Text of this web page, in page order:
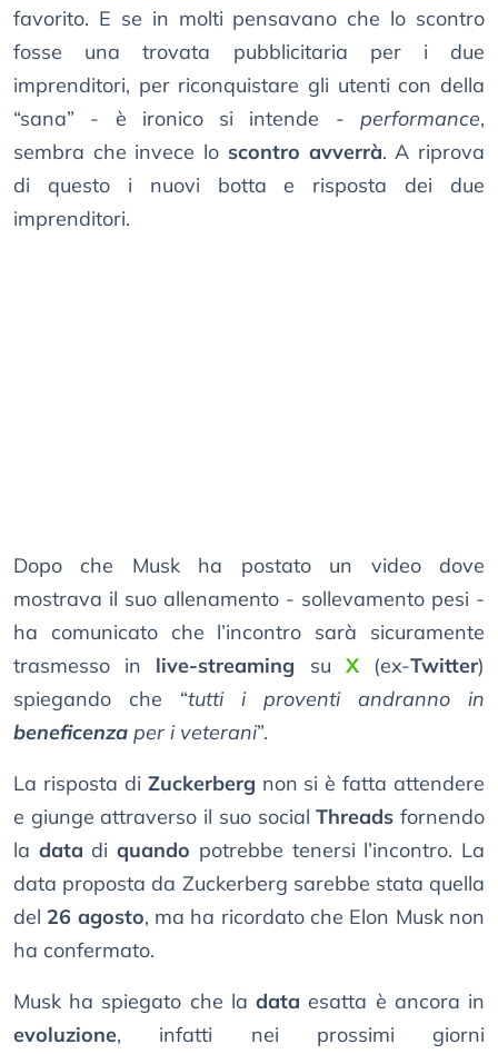
favorito. E se in molti pensavano che lo scontro
fosse una trovata pubblicitaria per i due
imprenditori, per riconquistare gli utenti con della
“sana” - è ironico si intende - performance,
sembra che invece lo scontro avverrà. A riprova
di questo i nuovi botta e risposta dei due
imprenditori.
Dopo che Musk ha postato un video dove
mostrava il suo allenamento - sollevamento pesi -
ha comunicato che l’incontro sarà sicuramente
trasmesso in live-streaming su X(ex-Twitter)
spiegando che “tutti i proventi andranno in
beneficenza per i veterani”.
La risposta di Zuckerberg non si è fatta attendere
e giunge attraverso il suo socialThreads fornendo
la data diquando potrebbe tenersi l’incontro. La
data proposta da Zuckerberg sarebbe stata quella
del 26 agosto, ma ha ricordato che Elon Musk non
ha confermato.
Musk ha spiegato che ladata esatta è ancora in
evoluzione, infatti nei prossimi giorni